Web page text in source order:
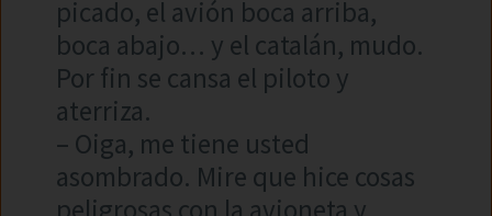
picado, el avión boca arriba,
boca abajo… y el catalán, mudo.
Por fin se cansa el piloto y
aterriza.
– Oiga, me tiene usted
asombrado. Mire que hice cosas